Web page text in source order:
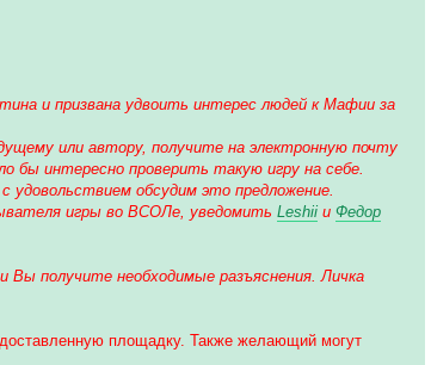
и призвана удвоить интерес людей к Мафии за
или автору, получите на электронную почту
бы интересно проверить такую игру на себе.
обсудим это предложение.
игры во ВСОЛе, уведомитьLeshii иФедор
получите необходимые разъяснения. Личка
площадку. Также желающий могут